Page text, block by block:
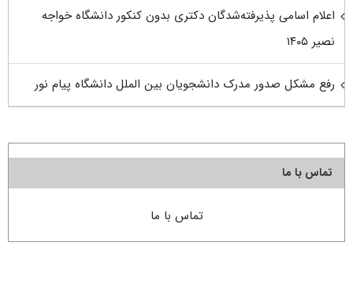
اعلام اسامی پذیرفته‌شدگان دکتری بدون کنکور دانشگاه خواجه
نصیر ۱۴۰۵
رفع مشکل صدور مدرک دانشجویان بین الملل دانشگاه پیام نور
تماس با ما
تماس با ما